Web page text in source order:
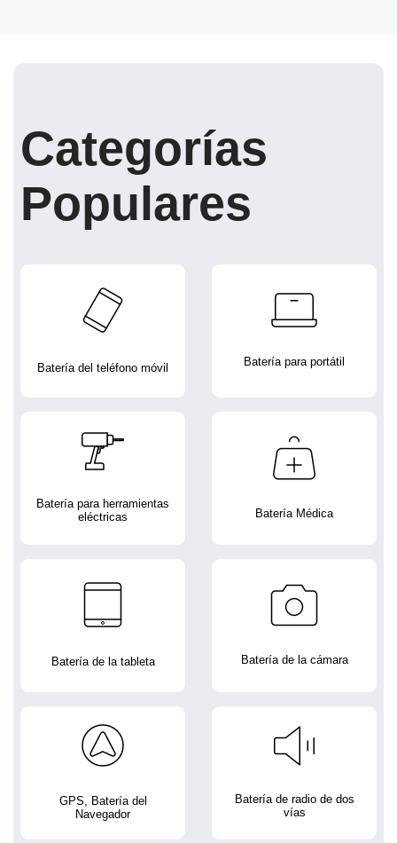
Categorías
Populares
Batería del teléfono móvil Batería para portátil
Batería para herramientas
eléctricas
Batería Médica
Batería de la tableta Batería de la cámara
GPS, Batería del
Navegador
Batería de radio de dos
vías